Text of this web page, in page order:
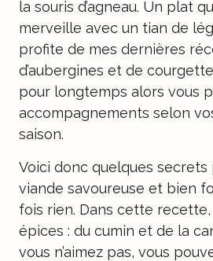
la souris d’agneau. Un plat
merveille avec un tian de
profite de mes dernières
d’aubergines et de
pour longtemps alors vous
accompagnements selon
saison.
Voici donc quelques
viande savoureuse et bien
fois rien. Dans cette recette,
épices : du cumin et de la
vous n’aimez pas, vous